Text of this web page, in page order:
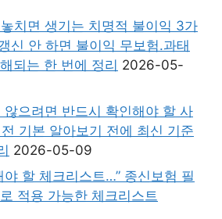
치면 생기는 치명적 불이익 3가
신 안 하면 불이익 무보험.과태
되는 한 번에 정리 2026-05-
않으려면 반드시 확인해야 할 사
기본 알아보기 전에 최신 기준
2026-05-09
야 할 체크리스트…” 종신보험 필
적용 가능한 체크리스트